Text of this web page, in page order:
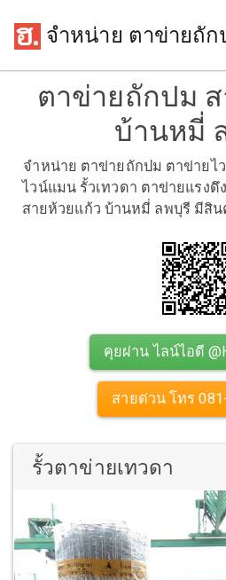
จำหน่าย ตาข่ายถัก
ตาข่ายถักปม
บ้านหมี่
จำหน่าย ตาข่ายถักปม ตาข่ายไ
ไวน์แมน รั้วเทวดา ตาข่ายแรง
สายห้วยแก้ว บ้านหมี่ ลพบุรี มีสิ
คุยผ่าน ไลน์ไอดี
สายด่วน โทร
รั้วตาข่ายเทวดา